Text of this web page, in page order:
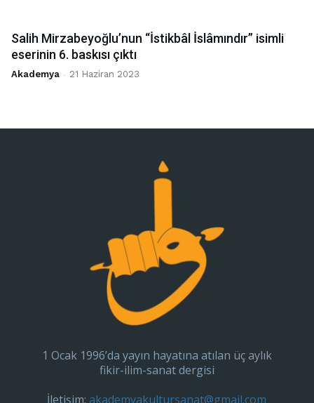
Salih Mirzabeyoğlu’nun “İstikbâl İslâmındır” isimli
eserinin 6. baskısı çıktı
Akademya - 21 Haziran 2023
1 Ocak 1996’da yayın hayatına atılan üç aylık
fikir-ilim-sanat dergisi
İletişim:akademyakultursanat@gmail.com